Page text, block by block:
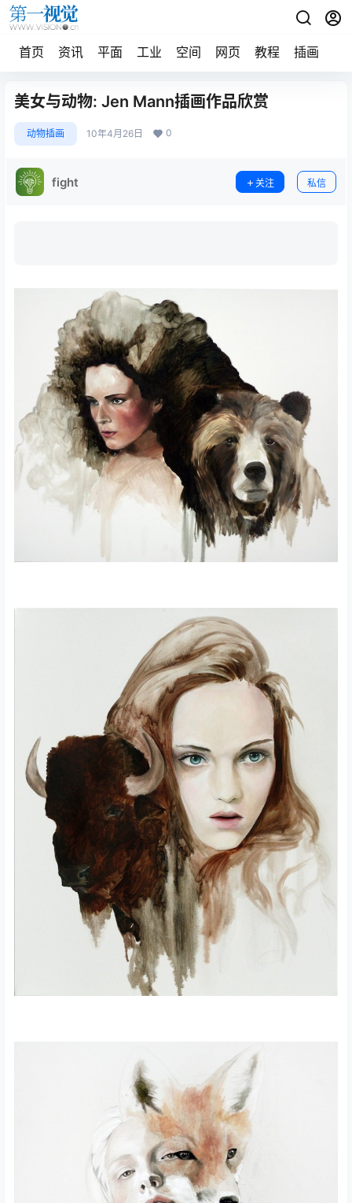
首页 资讯 平面 工业 空间 网页 教程 插画
美女与动物: Jen Mann插画作品欣赏
动物插画 10年4月26日 0
fight 关注 私信